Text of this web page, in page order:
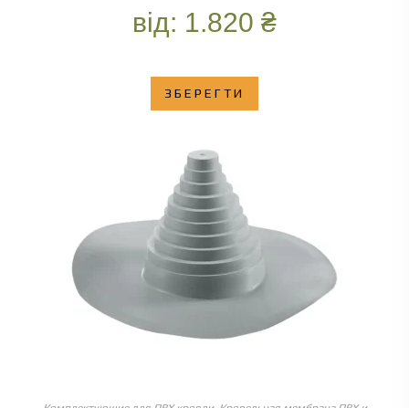
від: 1.820 ₴
ЗБЕРЕГТИ
ОБЕРІТЬ ОПЦІЇ